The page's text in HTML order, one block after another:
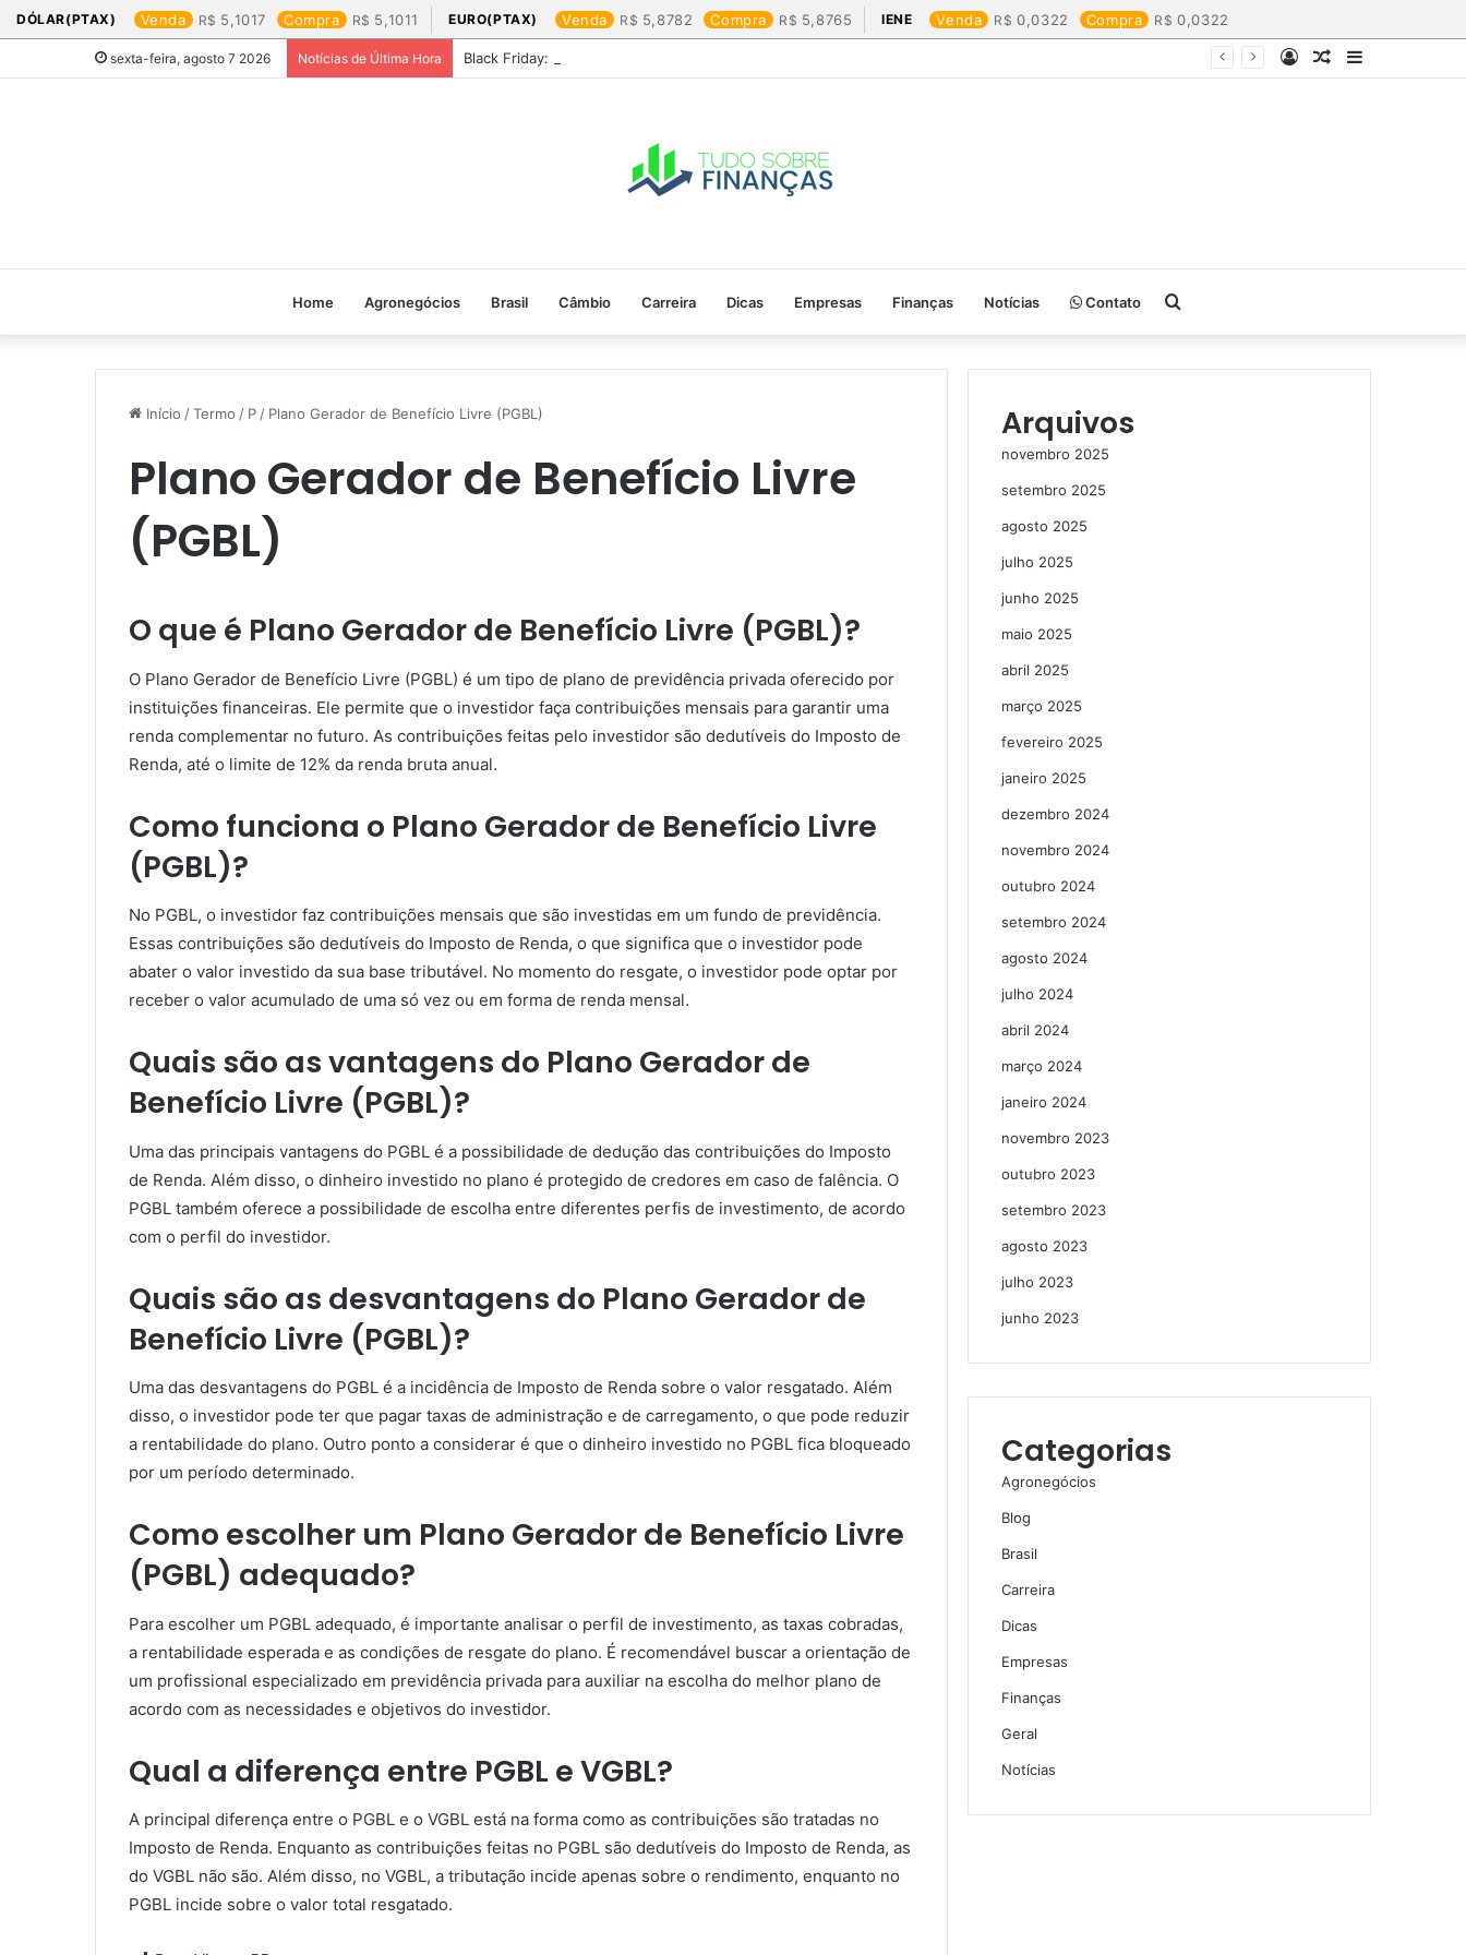
DÓLAR(PTAX) Venda 5,1017 Compra 5,1011 EURO(PTAX) Venda 5,8782 Compra 5,8765 IENE Venda 0,0322 Compra 0,0322
sexta-feira, agosto 7 2026 Notícias de Última Hora Black Friday: os produtos que mais valem a pena
Barra
Artigo
Entrar
Home Agronegócios Brasil Câmbio Carreira Dicas Empresas Finanças Notícias Contato Procurar
por
Início /Termo / P / Plano Gerador de Benefício Livre (PGBL)
Plano Gerador de Benefício Livre
(PGBL)
O que é Plano Gerador de Benefício Livre (PGBL)?
O Plano Gerador de Benefício Livre (PGBL) é um tipo de plano de previdência privada oferecido por
instituições financeiras. Ele permite que o investidor faça contribuições mensais para garantir uma
renda complementar no futuro. As contribuições feitas pelo investidor são dedutíveis do Imposto de
Renda, até o limite de 12% da renda bruta anual.
Como funciona o Plano Gerador de Benefício Livre
(PGBL)?
No PGBL, o investidor faz contribuições mensais que são investidas em um fundo de previdência.
Essas contribuições são dedutíveis do Imposto de Renda, o que significa que o investidor pode
abater o valor investido da sua base tributável. No momento do resgate, o investidor pode optar por
receber o valor acumulado de uma só vez ou em forma de renda mensal.
Quais são as vantagens do Plano Gerador de
Benefício Livre (PGBL)?
Uma das principais vantagens do PGBL é a possibilidade de dedução das contribuições do Imposto
de Renda. Além disso, o dinheiro investido no plano é protegido de credores em caso de falência. O
PGBL também oferece a possibilidade de escolha entre diferentes perfis de investimento, de acordo
com o perfil do investidor.
Quais são as desvantagens do Plano Gerador de
Benefício Livre (PGBL)?
Uma das desvantagens do PGBL é a incidência de Imposto de Renda sobre o valor resgatado. Além
disso, o investidor pode ter que pagar taxas de administração e de carregamento, o que pode reduzir
a rentabilidade do plano. Outro ponto a considerar é que o dinheiro investido no PGBL fica bloqueado
por um período determinado.
Como escolher um Plano Gerador de Benefício Livre
(PGBL) adequado?
Para escolher um PGBL adequado, é importante analisar o perfil de investimento, as taxas cobradas,
a rentabilidade esperada e as condições de resgate do plano. É recomendável buscar a orientação de
um profissional especializado em previdência privada para auxiliar na escolha do melhor plano de
acordo com as necessidades e objetivos do investidor.
Qual a diferença entre PGBL e VGBL?
A principal diferença entre o PGBL e o VGBL está na forma como as contribuições são tratadas no
Imposto de Renda. Enquanto as contribuições feitas no PGBL são dedutíveis do Imposto de Renda, as
do VGBL não são. Além disso, no VGBL, a tributação incide apenas sobre o rendimento, enquanto no
PGBL incide sobre o valor total resgatado.
Arquivos
novembro 2025
setembro 2025
agosto 2025
julho 2025
junho 2025
maio 2025
abril 2025
março 2025
fevereiro 2025
janeiro 2025
dezembro 2024
novembro 2024
outubro 2024
setembro 2024
agosto 2024
julho 2024
abril 2024
março 2024
janeiro 2024
novembro 2023
outubro 2023
setembro 2023
agosto 2023
julho 2023
junho 2023
Categorias
Agronegócios
Blog
Brasil
Carreira
Dicas
Empresas
Finanças
Geral
Notícias